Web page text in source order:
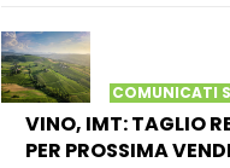
COMUNICATI
VINO, IMT: TAGLIO
PER PROSSIMA